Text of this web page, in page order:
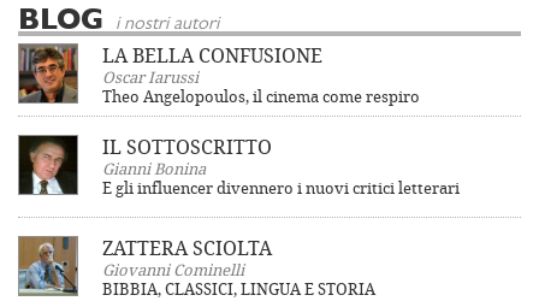
BLOG i nostri autori
LA BELLA CONFUSIONE
Oscar Iarussi
Theo Angelopoulos, il cinema come respiro
IL SOTTOSCRITTO
Gianni Bonina
E gli influencer divennero i nuovi critici letterari
ZATTERA SCIOLTA
Giovanni Cominelli
BIBBIA, CLASSICI, LINGUA E STORIA